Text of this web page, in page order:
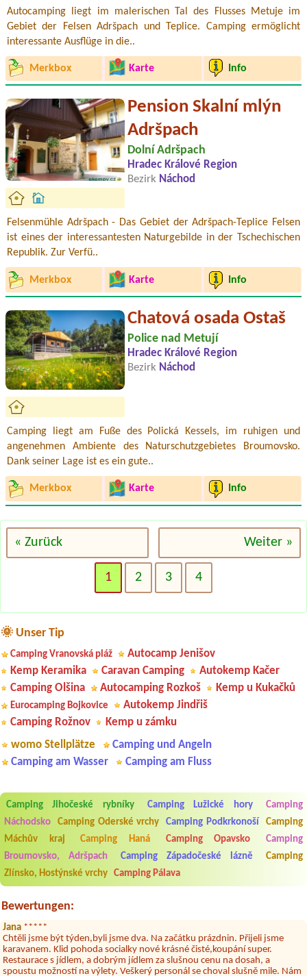
Autocamping liegt im malerischen Tal des Flusses Metuje im
Gebiet der Felsen Adršpach und Teplice. Camping ermöglicht
interessante Ausflüge in die..
Merkbox Karte Info
Pension Skalní mlýn
Adršpach
Dolní Adršpach
Hradec Králové Region
Bezirk Náchod
Felsenmühle Adršpach - Das Gebiet der Adršpach-Teplice Felsen
ist eines der interessantesten Naturgebilde in der Tschechischen
Republik. Zur Verfü..
Merkbox Karte Info
Chatová osada Ostaš
Police nad Metují
Hradec Králové Region
Bezirk Náchod
Camping liegt am Fuße des Polická Kessels, im ruhigen und
angenehmen Ambiente des Naturschutzgebietes Broumovsko.
Dank seiner Lage ist es ein gute..
Merkbox Karte Info
« Zurück Weiter »
1 2 3 4
🌞 Unser Tip
Camping Vranovská pláž
Autocamp Jenišov
Kemp Keramika
Caravan Camping
Autokemp Kačer
Camping Olšina
Autocamping Rozkoš Kemp u Kukačků
Eurocamping Bojkovice
Autokemp Jindřiš
Camping Rožnov
Kemp u zámku
womo Stellplätze
Camping und Angeln
Camping am Wasser
Camping am Fluss
Camping Jihočeské rybníky Camping Lužické hory
Camping
Náchodsko
Camping Oderské vrchy Camping Podkrkonoší
Camping
Máchův kraj
Camping Haná Camping Opavsko
Camping
Broumovsko, Adršpach
Camping Západočeské lázně
Camping
Zlínsko, Hostýnské vrchy Camping Pálava
Bewertungen:
Aneta Melicharová***
Byli jsme zde v týdnu od 25.7. do 1.8. 2026. Kemp jako takový je pěkný.
množství návštěvníků není samozřejmost. V kempu je obchod a
restaurace, kebab a další občerstvení. Co nás ale velice zklamalo byl
celodenní hluk z repráků u stanů a absolutní bezohlednost ostatních
hrála jiná hudba.Kemp pěkný, ale takový rámus jsme ještě nezažili...
Jana *****
Chtěli jsme být týden,byli jsme dva. Na začátku prázdnin. Přijeli jsme
karavanem. Klid pohoda socialky nové krásné čisté,koupání super.
Restaurace s jídlem, a dobrým jídlem za slušnou cenu na dosah, a
spoustu možností na výlety. Veškerý personál se choval slušně mile. Nám